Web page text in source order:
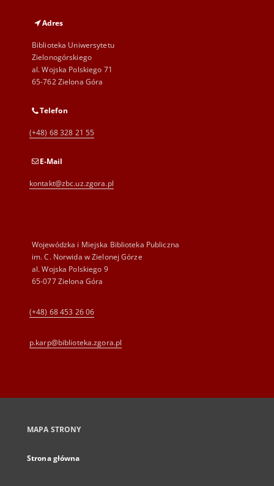
Adres
Biblioteka Uniwersytetu
Zielonogórskiego
al. Wojska Polskiego 71
65-762 Zielona Góra
Telefon
(+48) 68 328 21 55
E-Mail
kontakt@zbc.uz.zgora.pl
Wojewódzka i Miejska Biblioteka Publiczna
im. C. Norwida w Zielonej Górze
al. Wojska Polskiego 9
65-077 Zielona Góra
(+48) 68 453 26 06
p.karp@biblioteka.zgora.pl
MAPA STRONY
Strona główna